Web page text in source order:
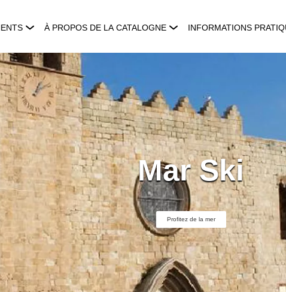
À PROPOS DE LA CATALOGNE INFORMATIONS
Mar Ski
Profitez de la mer